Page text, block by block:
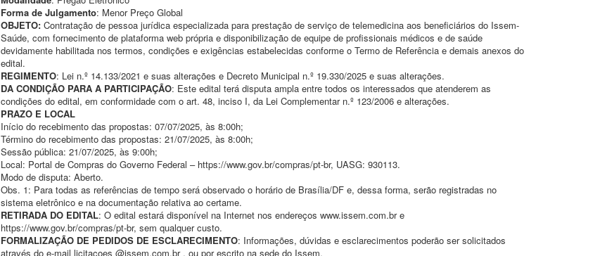
Forma de Julgamento: Menor Preço Global
OBJETO: Contratação de pessoa jurídica especializada para prestação de serviço de telemedicina aos beneficiários do Issem-
Saúde, com fornecimento de plataforma web própria e disponibilização de equipe de profissionais médicos e de saúde
devidamente habilitada nos termos, condições e exigências estabelecidas conforme o Termo de Referência e demais anexos do
edital.
REGIMENTO: Lei n.º 14.133/2021 e suas alterações e Decreto Municipal n.º 19.330/2025 e suas alterações.
DA CONDIÇÃO PARA A PARTICIPAÇÃO: Este edital terá disputa ampla entre todos os interessados que atenderem as
condições do edital, em conformidade com o art. 48, inciso I, da Lei Complementar n.º 123/2006 e alterações.
PRAZO E LOCAL
Início do recebimento das propostas: 07/07/2025, às 8:00h;
Término do recebimento das propostas: 21/07/2025, às 8:00h;
Sessão pública: 21/07/2025, às 9:00h;
Local: Portal de Compras do Governo Federal – https://www.gov.br/compras/pt-br, UASG: 930113.
Modo de disputa: Aberto.
Obs. 1: Para todas as referências de tempo será observado o horário de Brasília/DF e, dessa forma, serão registradas no
sistema eletrônico e na documentação relativa ao certame.
RETIRADA DO EDITAL: O edital estará disponível na Internet nos endereços www.issem.com.br e
https://www.gov.br/compras/pt-br, sem qualquer custo.
FORMALIZAÇÃO DE PEDIDOS DE ESCLARECIMENTO: Informações, dúvidas e esclarecimentos poderão ser solicitados
através do e-mail licitacoes @issem.com.br , ou por escrito na sede do Issem.